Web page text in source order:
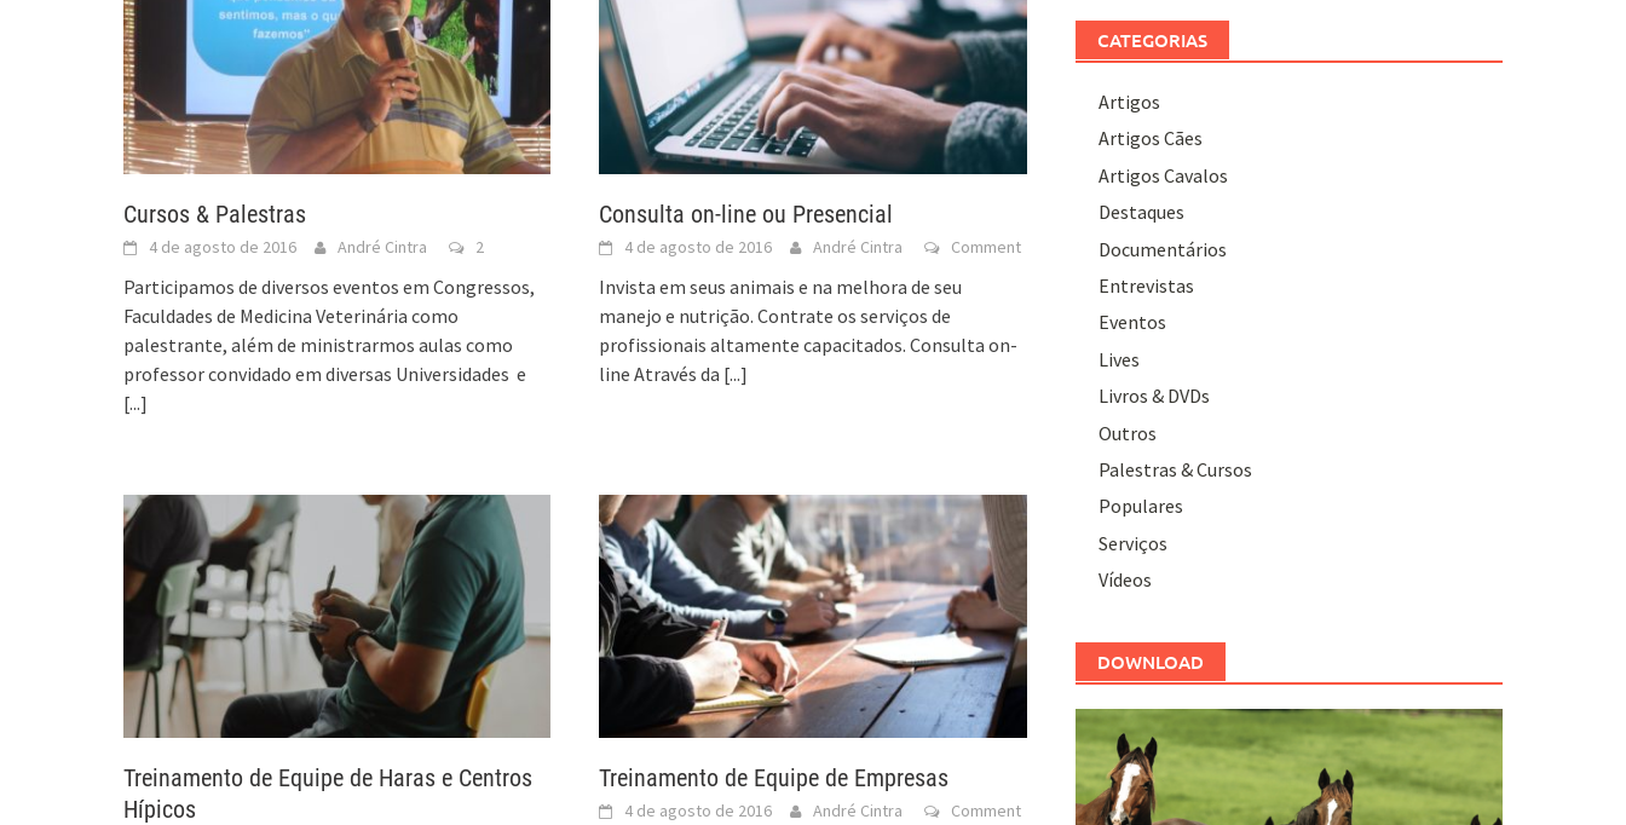
Cursos & Palestras
4 de agosto de 2016 André Cintra 2
Participamos de diversos eventos em Congressos,
Faculdades de Medicina Veterinária como
palestrante, além de ministrarmos aulas como
professor convidado em diversas Universidades e
[...]
Consulta on-line ou Presencial
4 de agosto de 2016 André Cintra Comment
Invista em seus animais e na melhora de seu
manejo e nutrição. Contrate os serviços de
profissionais altamente capacitados. Consulta on-
line Através da [...]
Treinamento de Equipe de Haras e Centros
Hípicos
Treinamento de Equipe de Empresas
4 de agosto de 2016 André Cintra Comment
CATEGORIAS
Artigos
Artigos Cães
Artigos Cavalos
Destaques
Documentários
Entrevistas
Eventos
Lives
Livros & DVDs
Outros
Palestras & Cursos
Populares
Serviços
Vídeos
DOWNLOAD